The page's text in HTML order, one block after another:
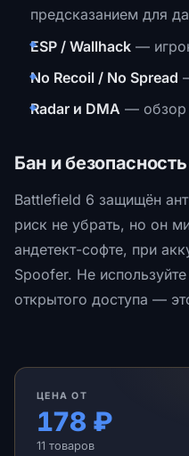
предсказанием для
ESP / Wallhack —
No Recoil / No Spread
Radar и DMA — обзор
Бан и безопасность
Battlefield 6 защищён
риск не убрать, но он
андетект-софте, при
Spoofer. Не
открытого доступа —
ЦЕНА ОТ
178 ₽
11 товаров